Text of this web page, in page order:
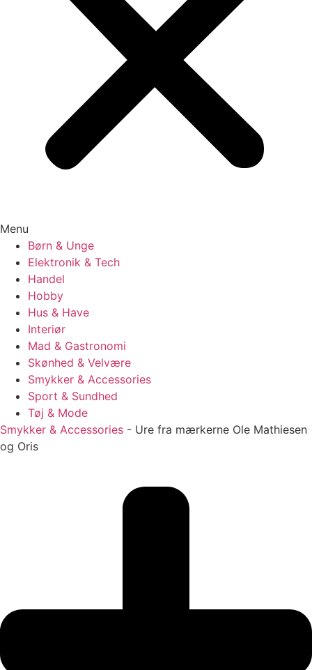
Menu
Børn & Unge
Elektronik & Tech
Handel
Hobby
Hus & Have
Interiør
Mad & Gastronomi
Skønhed & Velvære
Smykker & Accessories
Sport & Sundhed
Tøj & Mode
Smykker & Accessories - Ure fra mærkerne Ole Mathiesen
og Oris